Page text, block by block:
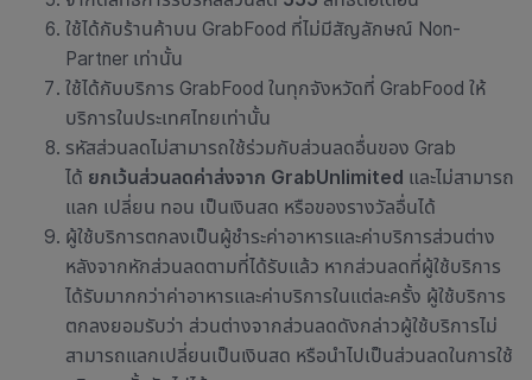
ใช้ได้กับร้านค้าบน GrabFood ที่ไม่มีสัญลักษณ์ Non-
Partner เท่านั้น
ใช้ได้กับบริการ GrabFood ในทุกจังหวัดที่ GrabFood ให้
บริการในประเทศไทยเท่านั้น
รหัสส่วนลดไม่สามารถใช้ร่วมกับส่วนลดอื่นของ Grab
ได้ ยกเว้นส่วนลดค่าส่งจาก GrabUnlimited และไม่สามารถ
แลก เปลี่ยน ทอน เป็นเงินสด หรือของรางวัลอื่นได้
ผู้ใช้บริการตกลงเป็นผู้ชำระค่าอาหารและค่าบริการส่วนต่าง
หลังจากหักส่วนลดตามที่ได้รับแล้ว หากส่วนลดที่ผู้ใช้บริการ
ได้รับมากกว่าค่าอาหารและค่าบริการในแต่ละครั้ง ผู้ใช้บริการ
ตกลงยอมรับว่า ส่วนต่างจากส่วนลดดังกล่าวผู้ใช้บริการไม่
สามารถแลกเปลี่ยนเป็นเงินสด หรือนำไปเป็นส่วนลดในการใช้